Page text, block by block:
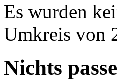
Es wurden
Umkreis von
Nichts